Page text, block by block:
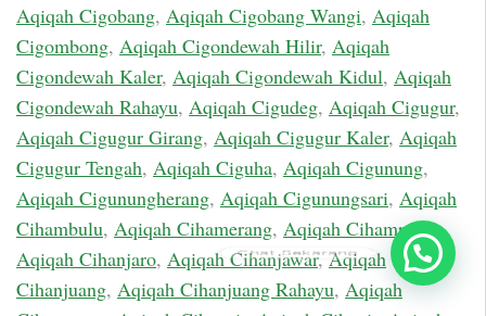
Aqiqah Cigobang, Aqiqah Cigobang Wangi, Aqiqah
Cigombong, Aqiqah Cigondewah Hilir, Aqiqah
Cigondewah Kaler, Aqiqah Cigondewah Kidul, Aqiqah
Cigondewah Rahayu, Aqiqah Cigudeg, Aqiqah Cigugur,
Aqiqah Cigugur Girang, Aqiqah Cigugur Kaler, Aqiqah
Cigugur Tengah, Aqiqah Ciguha, Aqiqah Cigunung,
Aqiqah Cigunungherang, Aqiqah Cigunungsari, Aqiqah
Cihambulu, Aqiqah Cihamerang, Aqiqah Cihampelas,
Aqiqah Cihanjaro, Aqiqah Cihanjawar,Aqiqah
Cihanjuang, Aqiqah Cihanjuang Rahayu, Aqiqah
Chat Sekarang